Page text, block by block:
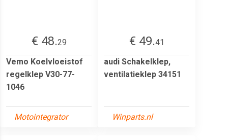
€ 48.29
Vemo Koelvloeistof
regelklep V30-77-
1046
Motointegrator
€ 49.41
audi Schakelklep,
ventilatieklep 34151
Winparts.nl